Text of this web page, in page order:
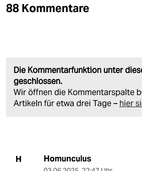
88 Kommentare
Die Kommentarfunktion unter
geschlossen.
Wir öffnen die Kommentarspalte
Artikeln für etwa drei Tage – hier
H Homunculus